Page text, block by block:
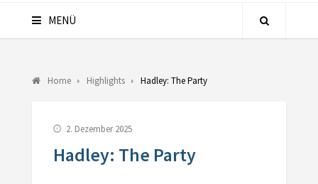
MENÜ
Home Highlights Hadley: The Party
2. Dezember 2025
Hadley: The Party